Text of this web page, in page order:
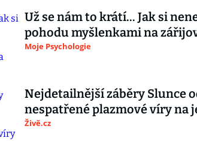
Už se nám to krátí... Jak si
pohodu myšlenkami na
Moje Psychologie
Nejdetailnější záběry Slunce
nespatřené plazmové víry na
Živě.cz